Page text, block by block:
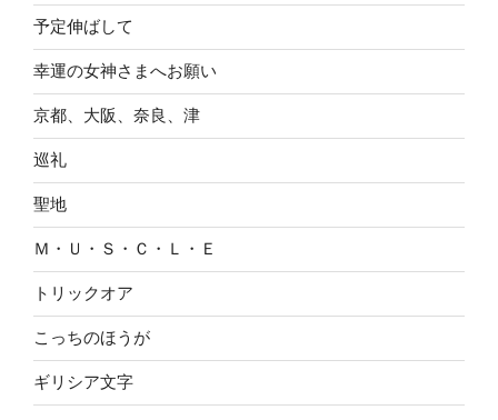
予定伸ばして
幸運の女神さまへお願い
京都、大阪、奈良、津
巡礼
聖地
Ｍ・Ｕ・Ｓ・Ｃ・Ｌ・Ｅ
トリックオア
こっちのほうが
ギリシア文字